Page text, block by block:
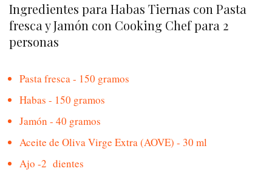
Ingredientes para Habas Tiernas con Pasta
fresca y Jamón con Cooking Chef para 2
personas
Pasta fresca - 150 gramos
Habas - 150 gramos
Jamón - 40 gramos
Aceite de Oliva Virge Extra (AOVE) - 30 ml
Ajo -2 dientes